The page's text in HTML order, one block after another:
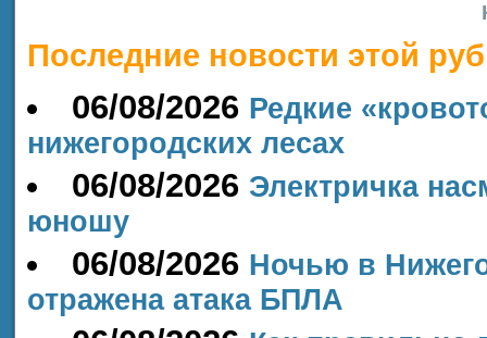
Последние новости этой
06/08/2026 Редкие
нижегородских лесах
06/08/2026 Электричка
юношу
06/08/2026 ️Ночью в
отражена атака БПЛА